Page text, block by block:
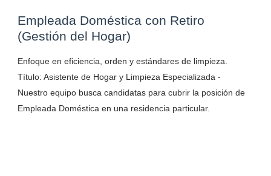
Empleada Doméstica con Retiro
(Gestión del Hogar)
Enfoque en eficiencia, orden y estándares de limpieza.
Título: Asistente de Hogar y Limpieza Especializada -
Nuestro equipo busca candidatas para cubrir la posición de
Empleada Doméstica en una residencia particular.